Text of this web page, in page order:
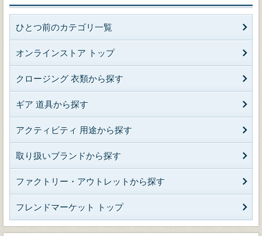
ひとつ前のカテゴリ一覧
オンラインストア トップ
クロージング 衣類から探す
ギア 道具から探す
アクティビティ 用途から探す
取り扱いブランドから探す
ファクトリー・アウトレットから探す
フレンドマーケット トップ